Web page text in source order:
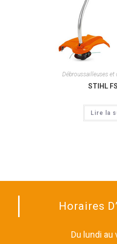
Débroussailleuses et
STIHL
Lire la
Horaires
Du lundi au